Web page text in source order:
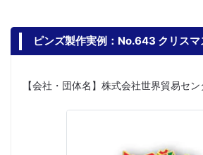
ピンズ製作実例：No.643 クリスマ
【会社・団体名】株式会社世界貿易セ